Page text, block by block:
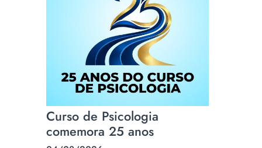
Curso de Psicologia
comemora 25 anos